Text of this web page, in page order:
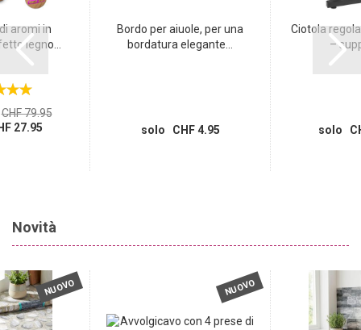
aromi in
legno...
CHF 79.95
27.95
Bordo per aiuole, per una
bordatura elegante...
solo CHF 4.95
Ciotola
–
solo
Novità
NUOVO NUOVO